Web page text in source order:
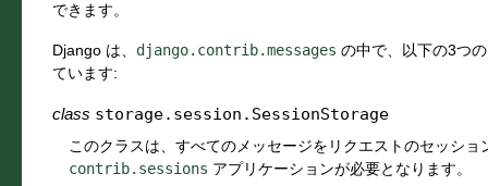
できます。
Django は、 django.contrib.messages の中で、以下の3つ
ています:
class storage.session. SessionStorage
このクラスは、すべてのメッセージをリクエストのセッシ
contrib.sessions アプリケーションが必要となります。